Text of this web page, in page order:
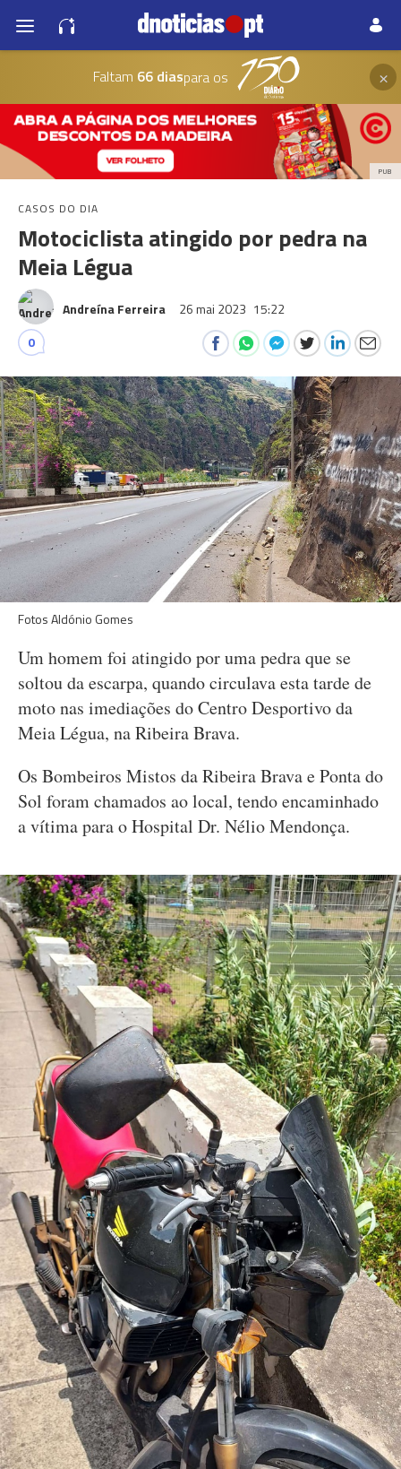
Faltam 66 diaspara os ×
PUB
CASOS DO DIA
Motociclista atingido por pedra na
Meia Légua
Andreína Ferreira 26 mai 2023 15:22
0
Fotos Aldónio Gomes
Um homem foi atingido por uma pedra que se
soltou da escarpa, quando circulava esta tarde de
moto nas imediações do Centro Desportivo da
Meia Légua, na Ribeira Brava.
Os Bombeiros Mistos da Ribeira Brava e Ponta do
Sol foram chamados ao local, tendo encaminhado
a vítima para o Hospital Dr. Nélio Mendonça.